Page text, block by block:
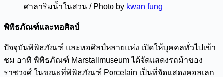
ศาลาริมน้ำในสวน / Photo by kwan fung
พิพิธภัณฑ์และหอศิลป์
ปัจจุบันพิพิธภัณฑ์ และหอศิลป์หลายแห่ง เปิดให้บุคคลทั่วไปเข้า
ชม อาทิ พิพิธภัณฑ์ Marstallmuseum ได้จัดแสดงรถม้าของ
ราชวงศ์ ในขณะที่พิพิธภัณฑ์ Porcelain เป็นที่จัดแสดงคอลเลก